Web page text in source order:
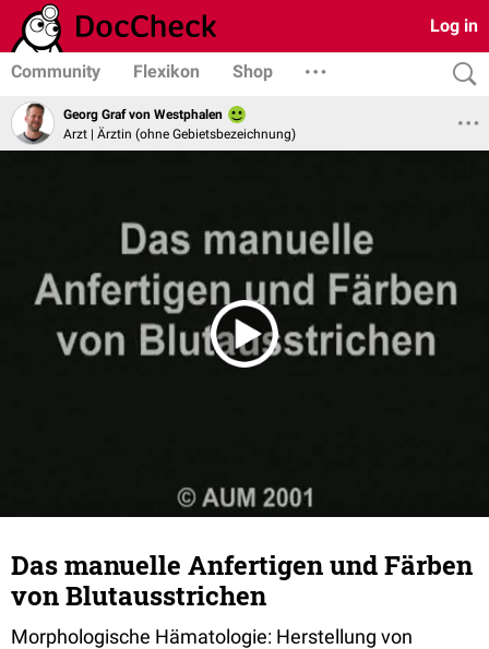
Log in
Community Flexikon Shop
Georg Graf von Westphalen
Arzt | Ärztin (ohne Gebietsbezeichnung)
Das manuelle Anfertigen und Färben
von Blutausstrichen
Morphologische Hämatologie: Herstellung von